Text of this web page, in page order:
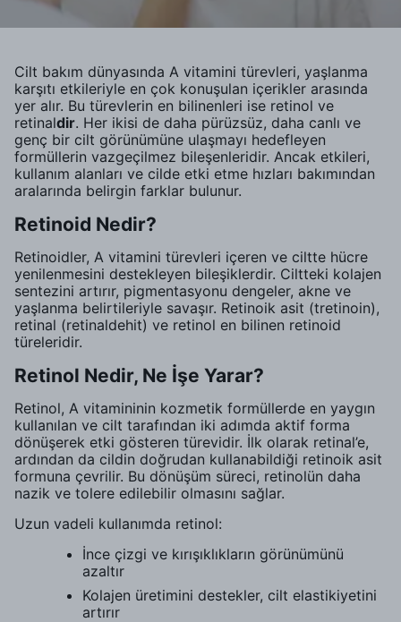
Cilt bakım dünyasında A vitamini türevleri, yaşlanma
karşıtı etkileriyle en çok konuşulan içerikler arasında
yer alır. Bu türevlerin en bilinenleri ise retinol ve
retinaldir. Her ikisi de daha pürüzsüz, daha canlı ve
genç bir cilt görünümüne ulaşmayı hedefleyen
formüllerin vazgeçilmez bileşenleridir. Ancak etkileri,
kullanım alanları ve cilde etki etme hızları bakımından
aralarında belirgin farklar bulunur.
Retinoid Nedir?
Retinoidler, A vitamini türevleri içeren ve ciltte hücre
yenilenmesini destekleyen bileşiklerdir. Ciltteki kolajen
sentezini artırır, pigmentasyonu dengeler, akne ve
yaşlanma belirtileriyle savaşır. Retinoik asit (tretinoin),
retinal (retinaldehit) ve retinol en bilinen retinoid
türeleridir.
Retinol Nedir, Ne İşe Yarar?
Retinol, A vitamininin kozmetik formüllerde en yaygın
kullanılan ve cilt tarafından iki adımda aktif forma
dönüşerek etki gösteren türevidir. İlk olarak retinal’e,
ardından da cildin doğrudan kullanabildiği retinoik asit
formuna çevrilir. Bu dönüşüm süreci, retinolün daha
nazik ve tolere edilebilir olmasını sağlar.
Uzun vadeli kullanımda retinol:
İnce çizgi ve kırışıklıkların görünümünü
azaltır
Kolajen üretimini destekler, cilt elastikiyetini
artırır